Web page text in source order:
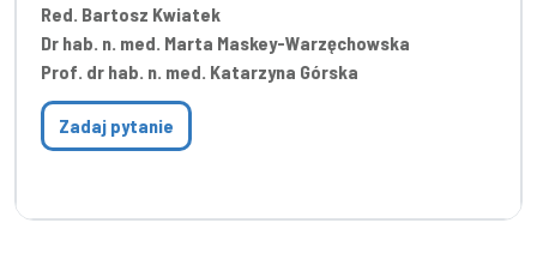
Red. Bartosz Kwiatek
Dr hab. n. med. Marta Maskey-Warzęchowska
Prof. dr hab. n. med. Katarzyna Górska
Zadaj pytanie